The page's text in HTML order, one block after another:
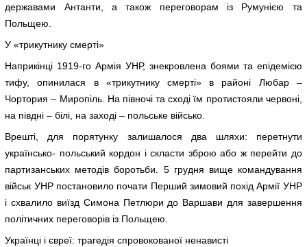
державами Антанти, а також переговорам із Румунією та
Польщею.
У «трикутнику смерті»
Наприкінці 1919-го Армія УНР, знекровлена боями та епідемією
тифу, опинилася в «трикутнику смерті» в районі Любар –
Чортория – Миропіль. На півночі та сході їм протистояли червоні,
на півдні – білі, на заході – польське військо.
Врешті, для порятунку залишалося два шляхи: перетнути
українсько- польський кордон і скласти зброю або ж перейти до
партизанських методів боротьби. 5 грудня вище командування
військ УНР постановило почати Перший зимовий похід Армії УНР
і схвалило виїзд Симона Петлюри до Варшави для завершення
політичних переговорів із Польщею.
Українці і євреї: трагедія спровокованої ненависті